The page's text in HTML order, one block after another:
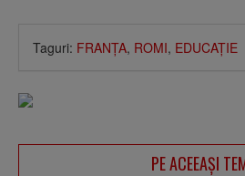
Taguri: FRANŢA, ROMI, EDUCAŢIE
PE ACEEAŞI